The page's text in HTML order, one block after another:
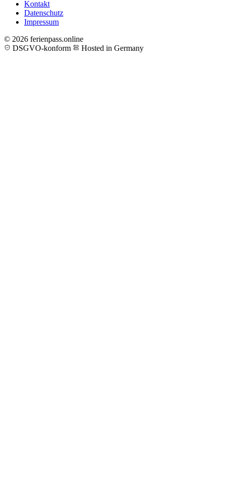
Kontakt
Datenschutz
Impressum
© 2026 ferienpass.online
DSGVO-konform
Hosted in Germany